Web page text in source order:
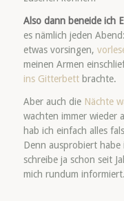
Also dann beneide ich
es nämlich jeden
etwas vorsingen,
meinen Armen
ins Gitterbettbrachte.
Aber auch die Nächte
wachten immer wieder
hab ich einfach alles
Denn ausprobiert habe
schreibe ja schon seit
mich rundum informiert.